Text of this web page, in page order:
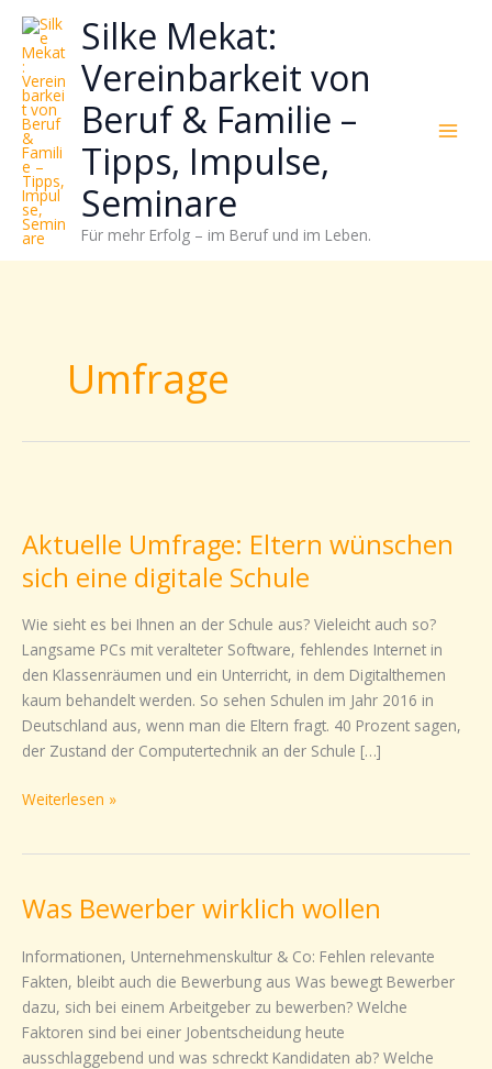
Zum
Inhalt
springen
Silke Mekat:
Vereinbarkeit von
Beruf & Familie –
Tipps, Impulse,
Seminare
Für mehr Erfolg – im Beruf und im Leben.
Umfrage
Aktuelle Umfrage: Eltern wünschen
sich eine digitale Schule
Wie sieht es bei Ihnen an der Schule aus? Vieleicht auch so?
Langsame PCs mit veralteter Software, fehlendes Internet in
den Klassenräumen und ein Unterricht, in dem Digitalthemen
kaum behandelt werden. So sehen Schulen im Jahr 2016 in
Deutschland aus, wenn man die Eltern fragt. 40 Prozent sagen,
der Zustand der Computertechnik an der Schule […]
Eltern
wünschen
sich
eine
digitale
Schule
Weiterlesen »
Was Bewerber wirklich wollen
Informationen, Unternehmenskultur & Co: Fehlen relevante
Fakten, bleibt auch die Bewerbung aus Was bewegt Bewerber
dazu, sich bei einem Arbeitgeber zu bewerben? Welche
Faktoren sind bei einer Jobentscheidung heute
ausschlaggebend und was schreckt Kandidaten ab? Welche
Was
wirklich
wollen
wie
sich
Stress
reduzieren
Energie
gezielter
einsetzen
lässt?
Einfach